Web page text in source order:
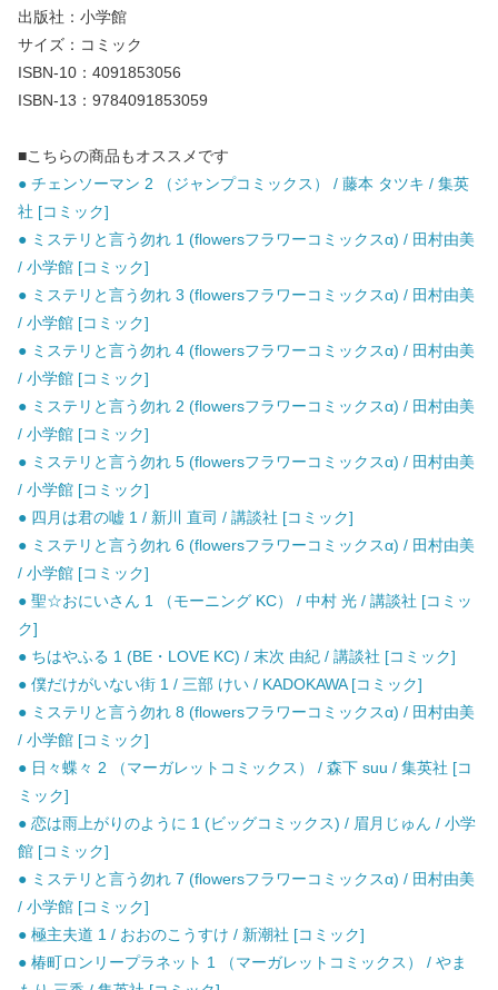
出版社：小学館
サイズ：コミック
ISBN-10：4091853056
ISBN-13：9784091853059
■こちらの商品もオススメです
● チェンソーマン 2 （ジャンプコミックス） / 藤本 タツキ / 集英
社 [コミック]
● ミステリと言う勿れ 1 (flowersフラワーコミックスα) / 田村由美
/ 小学館 [コミック]
● ミステリと言う勿れ 3 (flowersフラワーコミックスα) / 田村由美
/ 小学館 [コミック]
● ミステリと言う勿れ 4 (flowersフラワーコミックスα) / 田村由美
/ 小学館 [コミック]
● ミステリと言う勿れ 2 (flowersフラワーコミックスα) / 田村由美
/ 小学館 [コミック]
● ミステリと言う勿れ 5 (flowersフラワーコミックスα) / 田村由美
/ 小学館 [コミック]
● 四月は君の嘘 1 / 新川 直司 / 講談社 [コミック]
● ミステリと言う勿れ 6 (flowersフラワーコミックスα) / 田村由美
/ 小学館 [コミック]
● 聖☆おにいさん 1 （モーニング KC） / 中村 光 / 講談社 [コミッ
ク]
● ちはやふる 1 (BE・LOVE KC) / 末次 由紀 / 講談社 [コミック]
● 僕だけがいない街 1 / 三部 けい / KADOKAWA [コミック]
● ミステリと言う勿れ 8 (flowersフラワーコミックスα) / 田村由美
/ 小学館 [コミック]
● 日々蝶々 2 （マーガレットコミックス） / 森下 suu / 集英社 [コ
ミック]
● 恋は雨上がりのように 1 (ビッグコミックス) / 眉月じゅん / 小学
館 [コミック]
● ミステリと言う勿れ 7 (flowersフラワーコミックスα) / 田村由美
/ 小学館 [コミック]
● 極主夫道 1 / おおのこうすけ / 新潮社 [コミック]
● 椿町ロンリープラネット 1 （マーガレットコミックス） / やま